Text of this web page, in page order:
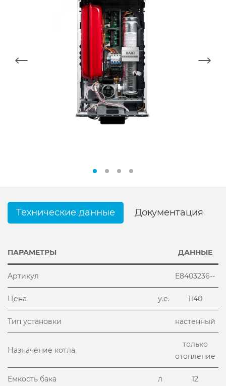
Технические данные Документация
ПАРАМЕТРЫ ДАННЫЕ
Артикул E8403236--
Цена у.е. 1140
Тип установки настенный
Назначение котла
только
отопление
Емкость бака л 12